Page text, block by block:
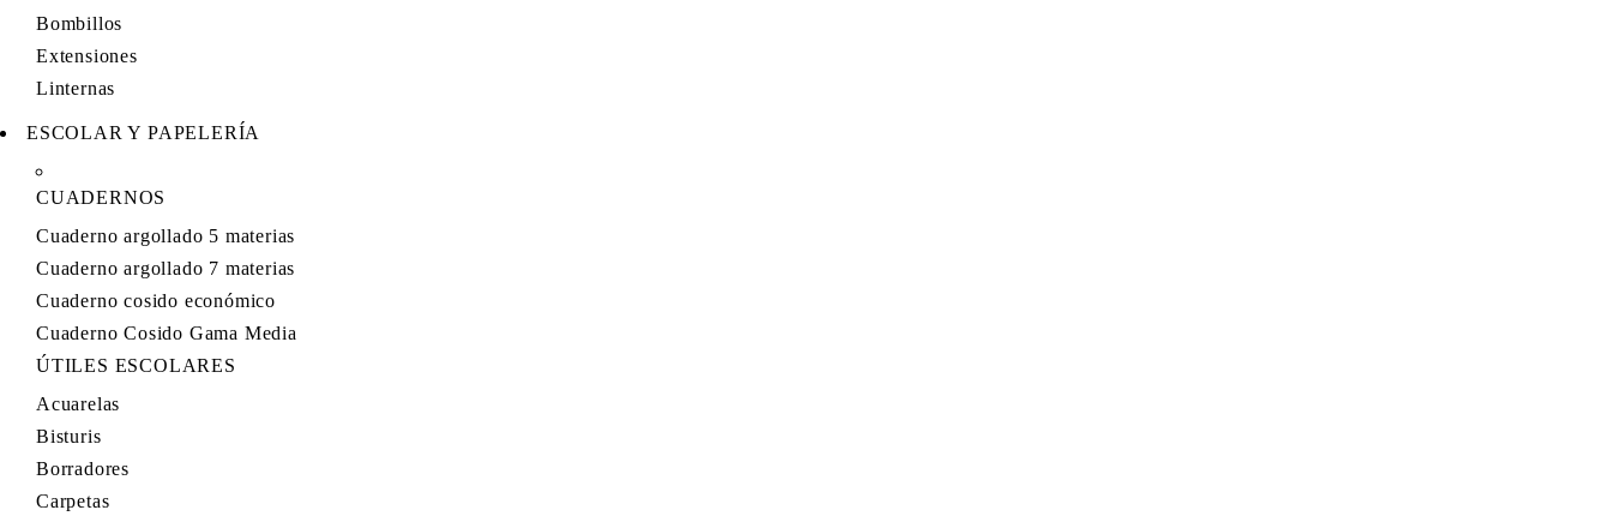
Bombillos
Extensiones
Linternas
ESCOLAR Y PAPELERÍA
CUADERNOS
Cuaderno argollado 5 materias
Cuaderno argollado 7 materias
Cuaderno cosido económico
Cuaderno Cosido Gama Media
ÚTILES ESCOLARES
Acuarelas
Bisturis
Borradores
Carpetas